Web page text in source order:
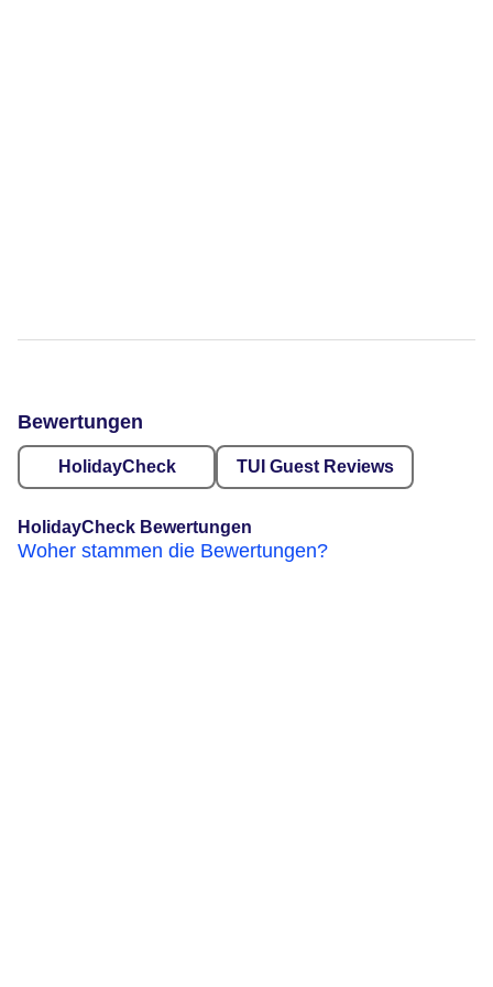
Bewertungen
HolidayCheck TUI Guest Reviews
HolidayCheck Bewertungen
Woher stammen die Bewertungen?